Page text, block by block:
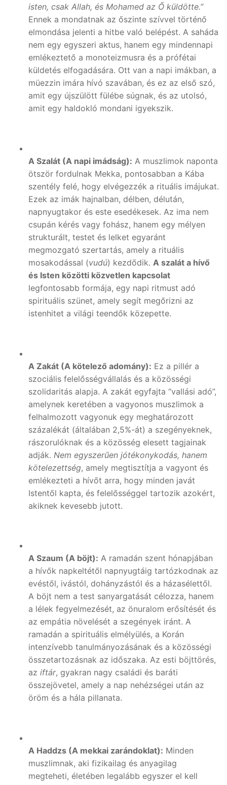
isten, csak Allah, és Mohamed az Ő küldötte.”
Ennek a mondatnak az őszinte szívvel történő
elmondása jelenti a hitbe való belépést. A saháda
nem egy egyszeri aktus, hanem egy mindennapi
emlékeztető a monoteizmusra és a prófétai
küldetés elfogadására. Ott van a napi imákban, a
müezzin imára hívó szavában, és ez az első szó,
amit egy újszülött fülébe súgnak, és az utolsó,
amit egy haldokló mondani igyekszik.
A Szalát (A napi imádság): A muszlimok naponta
ötször fordulnak Mekka, pontosabban a Kába
szentély felé, hogy elvégezzék a rituális imájukat.
Ezek az imák hajnalban, délben, délután,
napnyugtakor és este esedékesek. Az ima nem
csupán kérés vagy fohász, hanem egy mélyen
strukturált, testet és lelket egyaránt
megmozgató szertartás, amely a rituális
mosakodással (vudú) kezdődik. A szalát a hívő
és Isten közötti közvetlen kapcsolat
legfontosabb formája, egy napi ritmust adó
spirituális szünet, amely segít megőrizni az
istenhitet a világi teendők közepette.
A Zakát (A kötelező adomány): Ez a pillér a
szociális felelősségvállalás és a közösségi
szolidaritás alapja. A zakát egyfajta “vallási adó”,
amelynek keretében a vagyonos muszlimok a
felhalmozott vagyonuk egy meghatározott
százalékát (általában 2,5%-át) a szegényeknek,
rászorulóknak és a közösség elesett tagjainak
adják. Nem egyszerűen jótékonykodás, hanem
kötelezettség, amely megtisztítja a vagyont és
emlékezteti a hívőt arra, hogy minden javát
Istentől kapta, és felelősséggel tartozik azokért,
akiknek kevesebb jutott.
A Szaum (A böjt): A ramadán szent hónapjában
a hívők napkeltétől napnyugtáig tartózkodnak az
evéstől, ivástól, dohányzástól és a házasélettől.
A böjt nem a test sanyargatását célozza, hanem
a lélek fegyelmezését, az önuralom erősítését és
az empátia növelését a szegények iránt. A
ramadán a spirituális elmélyülés, a Korán
intenzívebb tanulmányozásának és a közösségi
összetartozásnak az időszaka. Az esti böjttörés,
az iftár, gyakran nagy családi és baráti
összejövetel, amely a nap nehézségei után az
öröm és a hála pillanata.
A Haddzs (A mekkai zarándoklat): Minden
muszlimnak, aki fizikailag és anyagilag
megteheti, életében legalább egyszer el kell